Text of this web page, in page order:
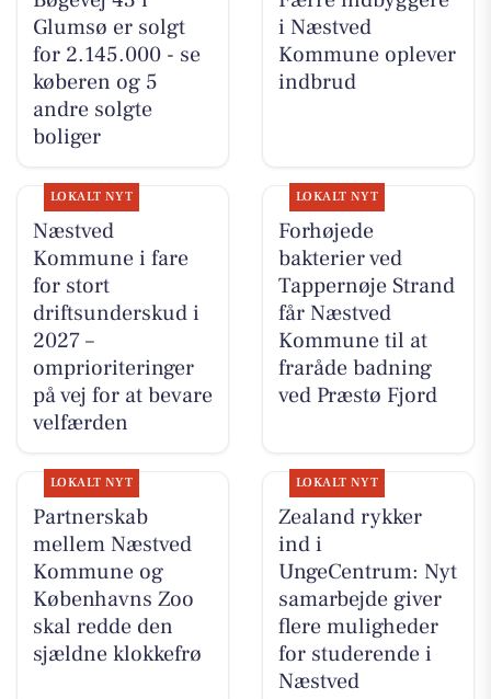
Glumsø er solgt
for 2.145.000 - se
køberen og 5
andre solgte
boliger
i Næstved
Kommune oplever
indbrud
LOKALT NYT
Næstved
Kommune i fare
for stort
driftsunderskud i
2027 –
omprioriteringer
på vej for at bevare
velfærden
LOKALT NYT
Forhøjede
bakterier ved
Tappernøje Strand
får Næstved
Kommune til at
fraråde badning
ved Præstø Fjord
LOKALT NYT
Partnerskab
mellem Næstved
Kommune og
Københavns Zoo
skal redde den
sjældne klokkefrø
LOKALT NYT
Zealand rykker
ind i
UngeCentrum: Nyt
samarbejde giver
flere muligheder
for studerende i
Næstved